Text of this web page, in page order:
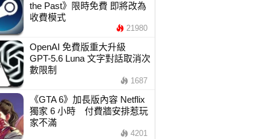
the Past》限時免費 即將改為
收費模式
21980
OpenAI 免費版重大升級
GPT-5.6 Luna 文字對話取消次
數限制
1687
《GTA 6》加長版內容 Netflix
獨家 6 小時 付費牆安排惹玩
家不滿
4201